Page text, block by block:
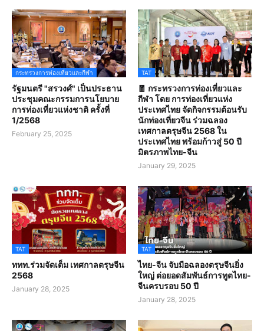
กระทรวงการท่องเที่ยวและกีฬา
รัฐมนตรี "สรวงศ์" เป็นประธาน
ประชุมคณะกรรมการนโยบาย
การท่องเที่ยวแห่งชาติ ครั้งที่
1/2568
February 25, 2025
TAT
🧧 กระทรวงการท่องเที่ยวและ
กีฬา โดย การท่องเที่ยวแห่ง
ประเทศไทย จัดกิจกรรมต้อนรับ
นักท่องเที่ยวจีน ร่วมฉลอง
เทศกาลตรุษจีน 2568 ใน
ประเทศไทย พร้อมก้าวสู่ 50 ปี
มิตรภาพไทย-จีน
January 29, 2025
TAT
ททท.ร่วมจัดเต็ม เทศกาลตรุษจีน
2568
January 28, 2025
TAT
ไทย-จีน จับมือฉลองตรุษจีนยิ่ง
ใหญ่ ต่อยอดสัมพันธ์การทูตไทย-
จีนครบรอบ 50 ปี
January 28, 2025